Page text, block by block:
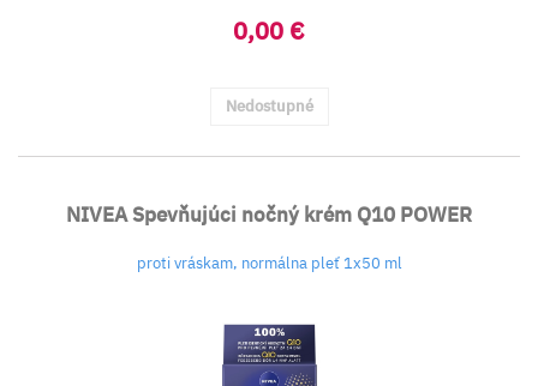
0,00 €
Nedostupné
NIVEA Spevňujúci nočný krém Q10 POWER
proti vráskam, normálna pleť 1x50 ml